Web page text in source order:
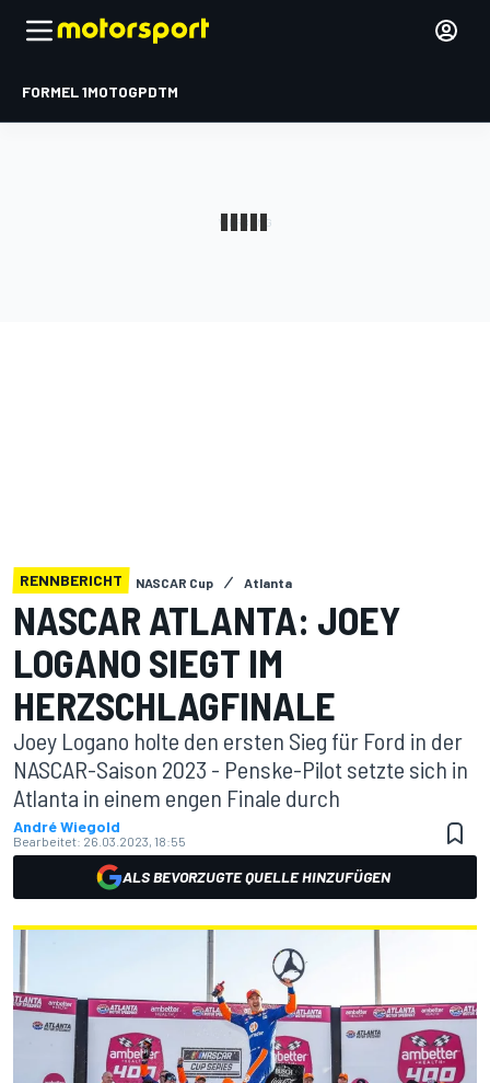
FORMEL 1MOTOGPDTM
RENNBERICHT NASCAR Cup Atlanta
NASCAR ATLANTA: JOEY
LOGANO SIEGT IM
HERZSCHLAGFINALE
Joey Logano holte den ersten Sieg für Ford in der
NASCAR-Saison 2023 - Penske-Pilot setzte sich in
Atlanta in einem engen Finale durch
André Wiegold
Bearbeitet: 26.03.2023, 18:55
ALS BEVORZUGTE QUELLE HINZUFÜGEN